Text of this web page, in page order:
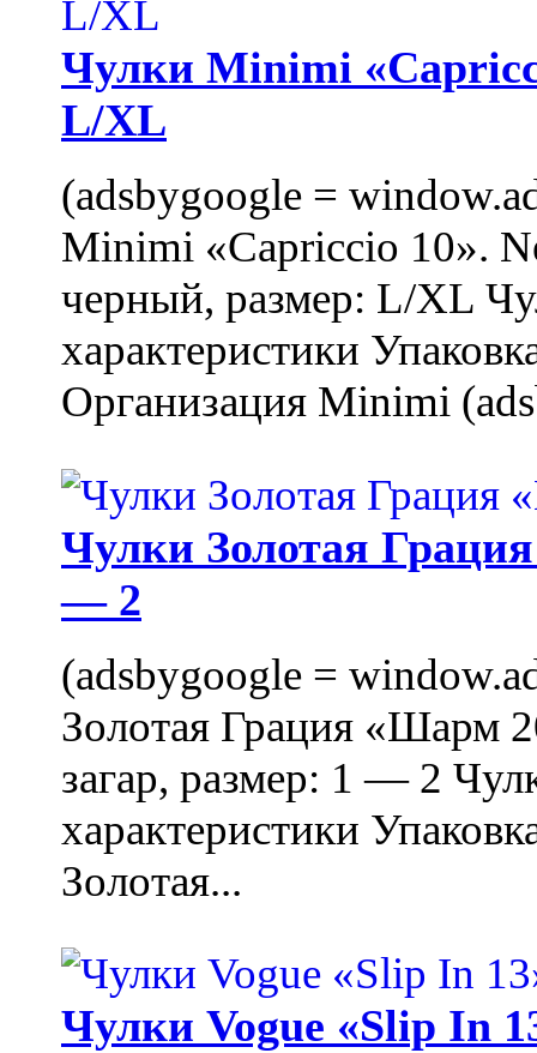
Чулки Minimi
L/XL
(adsbygoogle =
Minimi «Capriccio 10».
черный, размер: L/XL
характеристики
Организация Minimi
Чулки Золотая
— 2
(adsbygoogle =
Золотая Грация «Шарм
загар, размер: 1 — 2
характеристики
Золотая...
Чулки Vogue «Slip In